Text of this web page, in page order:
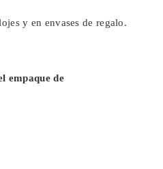
y en envases de regalo.